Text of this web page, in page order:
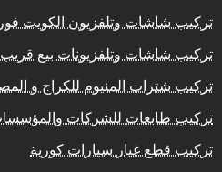
تركيب شاشات وتلفزيون الكويت
تركيب شاشات وتلفزيونات بيع
تركيب شترات المنيوم للكراج و
تركيب طابعات للشركات
تركيب قطع غيار سيارات كورية